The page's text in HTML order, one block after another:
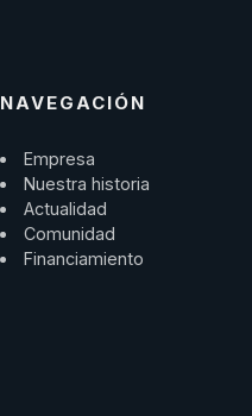
NAVEGACIÓN
Empresa
Nuestra historia
Actualidad
Comunidad
Financiamiento